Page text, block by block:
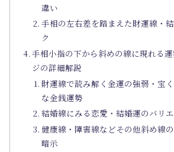
違い
手相の左右差を踏まえた財運線・
ク
手相小指の下から斜めの線に現れる
ジの詳細解説
財運線で読み解く金運の強弱・宝
な金銭運勢
結婚線にみる恋愛・結婚運のバリ
健康線・障害線などその他斜め線
暗示